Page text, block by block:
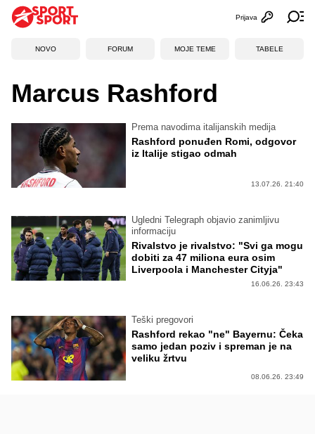
Otvori
Prijava
NOVO FORUM MOJE TEME TABELE
Marcus Rashford
Prema navodima italijanskih medija
Rashford ponuđen Romi, odgovor
iz Italije stigao odmah
13.07.26. 21:40
Ugledni Telegraph objavio zanimljivu
informaciju
Rivalstvo je rivalstvo: "Svi ga mogu
dobiti za 47 miliona eura osim
Liverpoola i Manchester Cityja"
16.06.26. 23:43
Teški pregovori
Rashford rekao "ne" Bayernu: Čeka
samo jedan poziv i spreman je na
veliku žrtvu
08.06.26. 23:49